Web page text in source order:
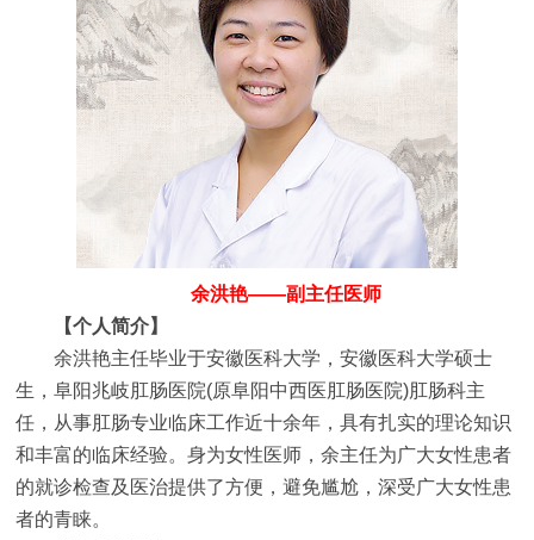
余洪艳——副主任医师
【个人简介】
余洪艳主任毕业于安徽医科大学，安徽医科大学硕士
生，阜阳兆岐肛肠医院(原阜阳中西医肛肠医院)肛肠科主
任，从事肛肠专业临床工作近十余年，具有扎实的理论知识
和丰富的临床经验。身为女性医师，余主任为广大女性患者
的就诊检查及医治提供了方便，避免尴尬，深受广大女性患
者的青睐。